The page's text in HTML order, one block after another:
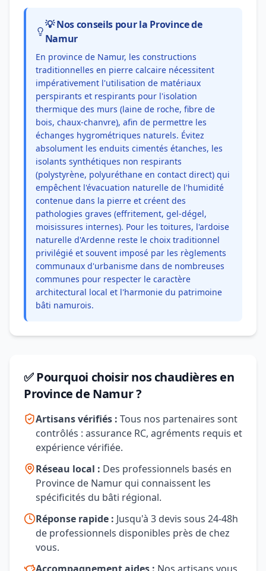
💡 Nos conseils pour la Province de
Namur
En province de Namur, les constructions
traditionnelles en pierre calcaire nécessitent
impérativement l'utilisation de matériaux
perspirants et respirants pour l'isolation
thermique des murs (laine de roche, fibre de
bois, chaux-chanvre), afin de permettre les
échanges hygrométriques naturels. Évitez
absolument les enduits cimentés étanches, les
isolants synthétiques non respirants
(polystyrène, polyuréthane en contact direct) qui
empêchent l'évacuation naturelle de l'humidité
contenue dans la pierre et créent des
pathologies graves (effritement, gel-dégel,
moisissures internes). Pour les toitures, l'ardoise
naturelle d'Ardenne reste le choix traditionnel
privilégié et souvent imposé par les règlements
communaux d'urbanisme dans de nombreuses
communes pour respecter le caractère
architectural local et l'harmonie du patrimoine
bâti namurois.
✅ Pourquoi choisir nos chaudières en
Province de Namur ?
Artisans vérifiés : Tous nos partenaires sont
contrôlés : assurance RC, agréments requis et
expérience vérifiée.
Réseau local : Des professionnels basés en
Province de Namur qui connaissent les
spécificités du bâti régional.
Réponse rapide : Jusqu'à 3 devis sous 24-48h
de professionnels disponibles près de chez
vous.